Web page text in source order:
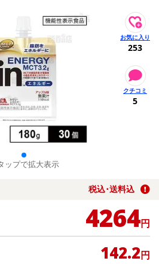
ップで拡大表示
253
5
税込･送料込
4264円
142.2円